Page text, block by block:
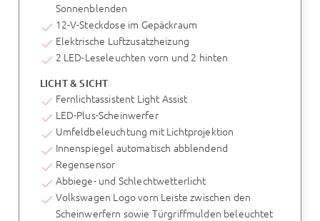
Sonnenblenden
12-V-Steckdose im Gepäckraum
Elektrische Luftzusatzheizung
2 LED-Leseleuchten vorn und 2 hinten
LICHT & SICHT
Fernlichtassistent Light Assist
LED-Plus-Scheinwerfer
Umfeldbeleuchtung mit Lichtprojektion
Innenspiegel automatisch abblendend
Regensensor
Abbiege- und Schlechtwetterlicht
Volkswagen Logo vorn Leiste zwischen den
Scheinwerfern sowie Türgriffmulden beleuchtet